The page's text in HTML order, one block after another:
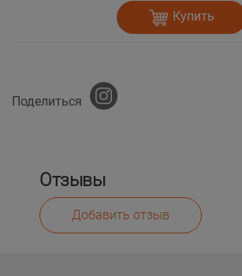
Купить
Поделиться
Отзывы
Добавить отзыв